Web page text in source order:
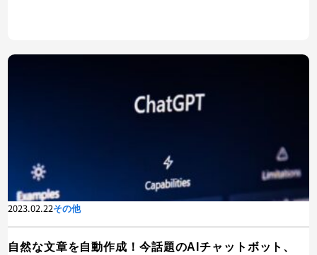
2023.02.22その他
自然な文章を自動作成！今話題のAIチャットボット、